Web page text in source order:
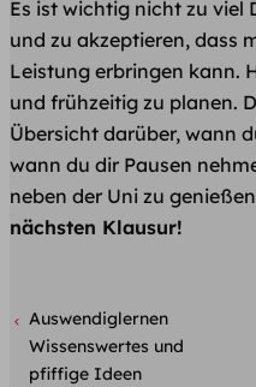
Es ist wichtig nicht zu viel
und zu akzeptieren, dass
Leistung erbringen kann.
und frühzeitig zu planen.
Übersicht darüber, wann
wann du dir Pausen
neben der Uni zu
nächsten Klausur!
Auswendiglernen
Wissenswertes und
pfiffige Ideen